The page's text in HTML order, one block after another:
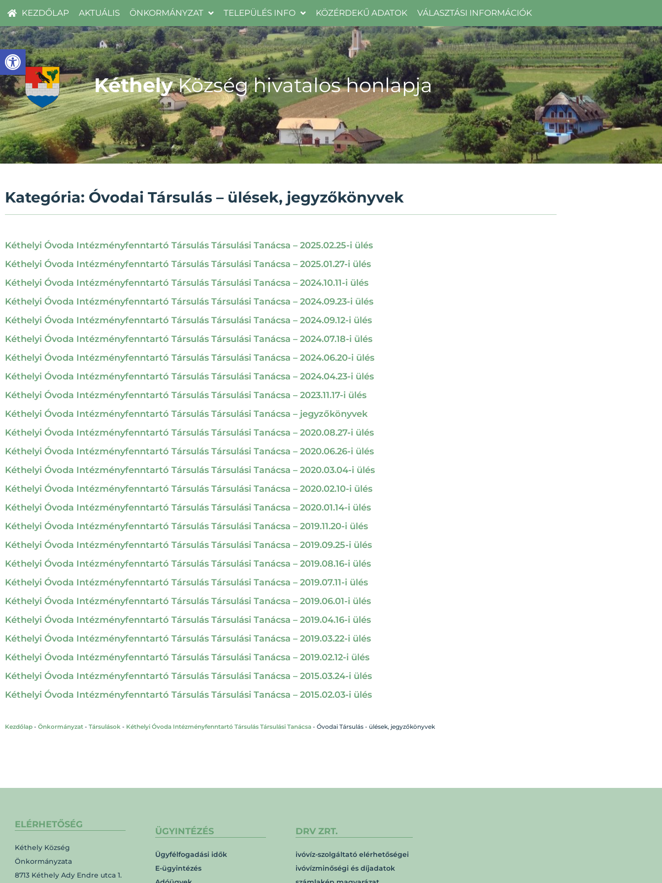
Eszköztár megnyitása
KEZDŐLAP AKTUÁLIS ÖNKORMÁNYZAT TELEPÜLÉS INFO KÖZÉRDEKŰ ADATOK VÁLASZTÁSI INFORMÁCIÓK
Kéthely Község hivatalos honlapja
Kategória: Óvodai Társulás – ülések, jegyzőkönyvek
Kéthelyi Óvoda Intézményfenntartó Társulás Társulási Tanácsa – 2025.02.25-i ülés
Kéthelyi Óvoda Intézményfenntartó Társulás Társulási Tanácsa – 2025.01.27-i ülés
Kéthelyi Óvoda Intézményfenntartó Társulás Társulási Tanácsa – 2024.10.11-i ülés
Kéthelyi Óvoda Intézményfenntartó Társulás Társulási Tanácsa – 2024.09.23-i ülés
Kéthelyi Óvoda Intézményfenntartó Társulás Társulási Tanácsa – 2024.09.12-i ülés
Kéthelyi Óvoda Intézményfenntartó Társulás Társulási Tanácsa – 2024.07.18-i ülés
Kéthelyi Óvoda Intézményfenntartó Társulás Társulási Tanácsa – 2024.06.20-i ülés
Kéthelyi Óvoda Intézményfenntartó Társulás Társulási Tanácsa – 2024.04.23-i ülés
Kéthelyi Óvoda Intézményfenntartó Társulás Társulási Tanácsa – 2023.11.17-i ülés
Kéthelyi Óvoda Intézményfenntartó Társulás Társulási Tanácsa – jegyzőkönyvek
Kéthelyi Óvoda Intézményfenntartó Társulás Társulási Tanácsa – 2020.08.27-i ülés
Kéthelyi Óvoda Intézményfenntartó Társulás Társulási Tanácsa – 2020.06.26-i ülés
Kéthelyi Óvoda Intézményfenntartó Társulás Társulási Tanácsa – 2020.03.04-i ülés
Kéthelyi Óvoda Intézményfenntartó Társulás Társulási Tanácsa – 2020.02.10-i ülés
Kéthelyi Óvoda Intézményfenntartó Társulás Társulási Tanácsa – 2020.01.14-i ülés
Kéthelyi Óvoda Intézményfenntartó Társulás Társulási Tanácsa – 2019.11.20-i ülés
Kéthelyi Óvoda Intézményfenntartó Társulás Társulási Tanácsa – 2019.09.25-i ülés
Kéthelyi Óvoda Intézményfenntartó Társulás Társulási Tanácsa – 2019.08.16-i ülés
Kéthelyi Óvoda Intézményfenntartó Társulás Társulási Tanácsa – 2019.07.11-i ülés
Kéthelyi Óvoda Intézményfenntartó Társulás Társulási Tanácsa – 2019.06.01-i ülés
Kéthelyi Óvoda Intézményfenntartó Társulás Társulási Tanácsa – 2019.04.16-i ülés
Kéthelyi Óvoda Intézményfenntartó Társulás Társulási Tanácsa – 2019.03.22-i ülés
Kéthelyi Óvoda Intézményfenntartó Társulás Társulási Tanácsa – 2019.02.12-i ülés
Kéthelyi Óvoda Intézményfenntartó Társulás Társulási Tanácsa – 2015.03.24-i ülés
Kéthelyi Óvoda Intézményfenntartó Társulás Társulási Tanácsa – 2015.02.03-i ülés
Kezdőlap - Önkormányzat - Társulások - Kéthelyi Óvoda Intézményfenntartó Társulás Társulási Tanácsa - Óvodai Társulás - ülések, jegyzőkönyvek
ELÉRHETŐSÉG
Kéthely Község
Önkormányzata
8713 Kéthely Ady Endre utca 1.
ÜGYINTÉZÉS
Ügyfélfogadási idők
E-ügyintézés
DRV ZRT.
ivóvíz-szolgáltató elérhetőségei
ivóvízminőségi és díjadatok